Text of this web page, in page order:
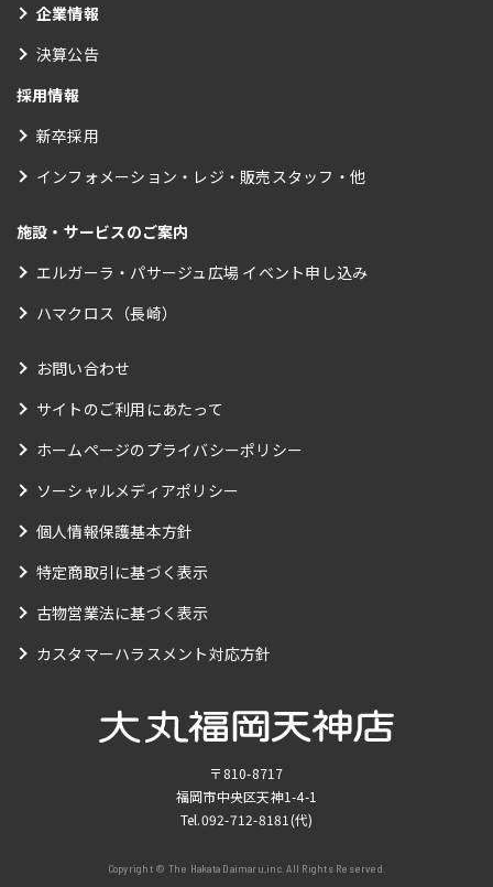
企業情報
決算公告
採用情報
新卒採用
インフォメーション・レジ・販売スタッフ・他
施設・サービスのご案内
エルガーラ・パサージュ広場 イベント申し込み
ハマクロス（長崎）
お問い合わせ
サイトのご利用にあたって
ホームページのプライバシーポリシー
ソーシャルメディアポリシー
個人情報保護基本方針
特定商取引に基づく表示
古物営業法に基づく表示
カスタマーハラスメント対応方針
〒810-8717
福岡市中央区天神1-4-1
Tel.092-712-8181 (代)
Copyright © The Hakata Daimaru,inc. All Rights Reserved.